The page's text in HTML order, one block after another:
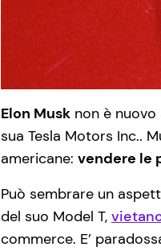
Elon Musk non è
sua Tesla Motors Inc..
americane: vendere le
Può sembrare un
del suo Model T,
commerce. E’